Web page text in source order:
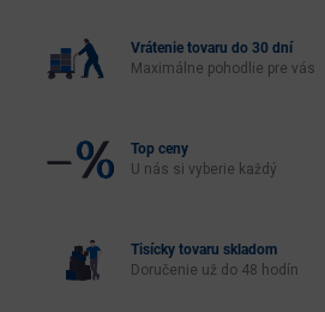
Vrátenie tovaru do 30 dní
Maximálne pohodlie pre vás
Top ceny
U nás si vyberie každý
Tisícky tovaru skladom
Doručenie už do 48 hodín